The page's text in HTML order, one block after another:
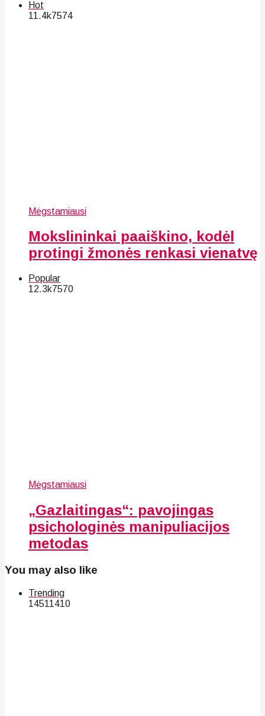
Hot
11.4k7574
Mėgstamiausi
Mokslininkai paaiškino, kodėl
protingi žmonės renkasi vienatvę
Popular
12.3k7570
Mėgstamiausi
„Gazlaitingas“: pavojingas
psichologinės manipuliacijos
metodas
You may also like
Trending
14511410